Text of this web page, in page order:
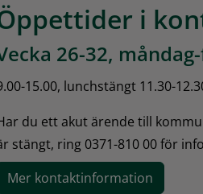
i
26-32,
15.00, lunchstängt 11.30-
du ett akut ärende till
stängt, ring 0371-810 00 för
Mer kontaktinformation